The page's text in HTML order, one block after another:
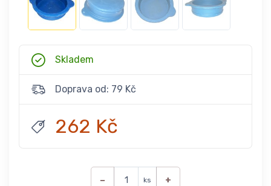
Skladem
Doprava od: 79 Kč
262 Kč
− ks +